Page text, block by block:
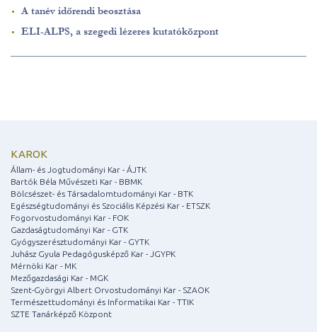
A tanév időrendi beosztása
ELI-ALPS, a szegedi lézeres kutatóközpont
KAROK
Állam- és Jogtudományi Kar - ÁJTK
Bartók Béla Művészeti Kar - BBMK
Bölcsészet- és Társadalomtudományi Kar - BTK
Egészségtudományi és Szociális Képzési Kar - ETSZK
Fogorvostudományi Kar - FOK
Gazdaságtudományi Kar - GTK
Gyógyszerésztudományi Kar - GYTK
Juhász Gyula Pedagógusképző Kar - JGYPK
Mérnöki Kar - MK
Mezőgazdasági Kar - MGK
Szent-Györgyi Albert Orvostudományi Kar - SZAOK
Természettudományi és Informatikai Kar - TTIK
SZTE Tanárképző Központ